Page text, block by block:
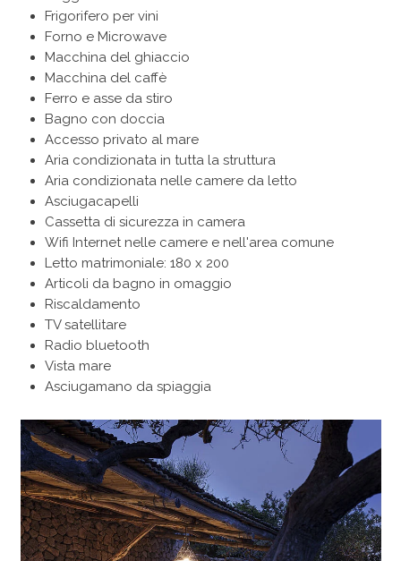
Frigorifero per vini
Forno e Microwave
Macchina del ghiaccio
Macchina del caffè
Ferro e asse da stiro
Bagno con doccia
Accesso privato al mare
Aria condizionata in tutta la struttura
Aria condizionata nelle camere da letto
Asciugacapelli
Cassetta di sicurezza in camera
Wifi Internet nelle camere e nell'area comune
Letto matrimoniale: 180 x 200
Articoli da bagno in omaggio
Riscaldamento
TV satellitare
Radio bluetooth
Vista mare
Asciugamano da spiaggia